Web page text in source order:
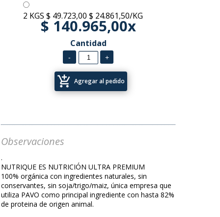
2 KGS $ 49.723,00 $ 24.861,50/KG
$ 140.965,00x
Cantidad
add_shopping_cart Agregar al pedido
Observaciones
.
NUTRIQUE ES NUTRICIÓN ULTRA PREMIUM
100% orgánica con ingredientes naturales, sin
conservantes, sin soja/trigo/maiz, única empresa que
utiliza PAVO como principal ingrediente con hasta 82%
de proteina de origen animal.